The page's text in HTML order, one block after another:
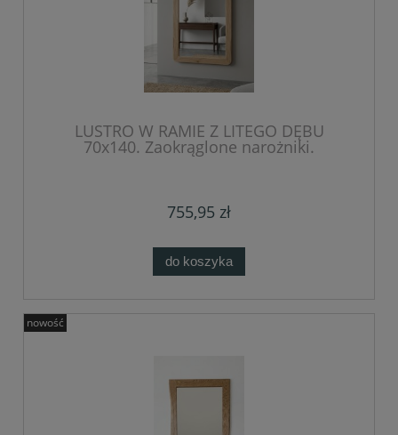
LUSTRO W RAMIE Z LITEGO DĘBU
70x140. Zaokrąglone narożniki.
755,95 zł
do koszyka
nowość